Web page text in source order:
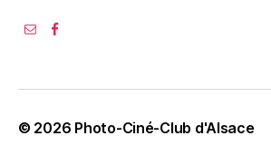
© 2026 Photo-Ciné-Club d'Alsace